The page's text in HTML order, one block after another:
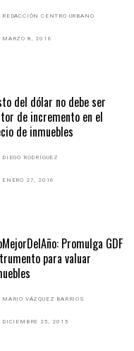
REDACCIÓN CENTRO URBANO
MARZO 8, 2016
del dólar no debe ser
de incremento en el
de inmuebles
DIEGO RODRÍGUEZ
ENERO 27, 2016
Promulga GDF
para valuar
MARIO VÁZQUEZ BARRIOS
DICIEMBRE 25, 2015